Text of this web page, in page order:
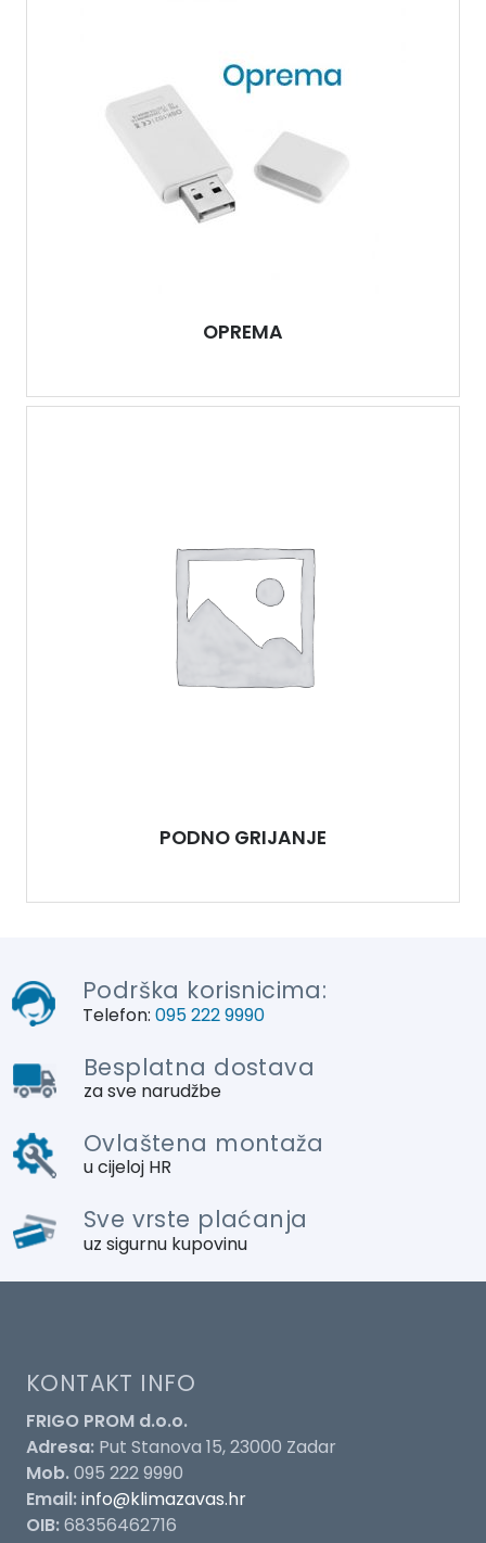
OPREMA
PODNO GRIJANJE
Podrška korisnicima:
Telefon: 095 222 9990
Besplatna dostava
za sve narudžbe
Ovlaštena montaža
u cijeloj HR
Sve vrste plaćanja
uz sigurnu kupovinu
KONTAKT INFO
FRIGO PROM d.o.o.
Adresa: Put Stanova 15, 23000 Zadar
Mob.095 222 9990
Email:info@klimazavas.hr
OIB:68356462716